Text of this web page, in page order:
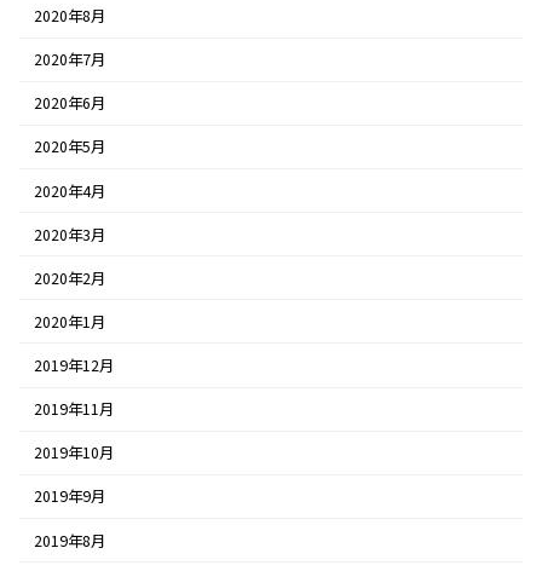
2020年8月
2020年7月
2020年6月
2020年5月
2020年4月
2020年3月
2020年2月
2020年1月
2019年12月
2019年11月
2019年10月
2019年9月
2019年8月